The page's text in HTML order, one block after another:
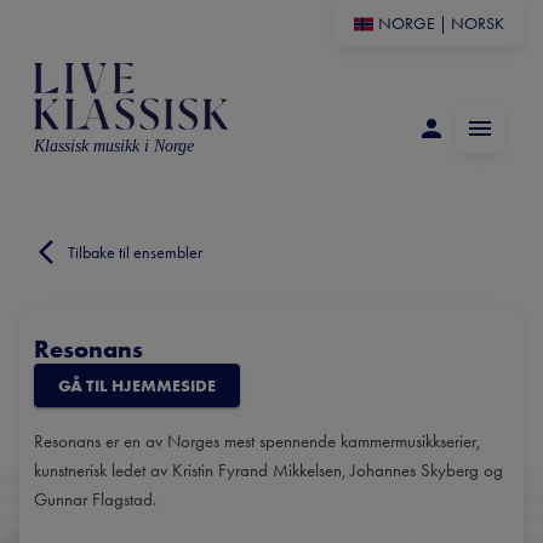
NORGE NORSK
Klassisk musikk i Norge
Tilbake til ensembler
Resonans
GÅ TIL HJEMMESIDE
Resonans er en av Norges mest spennende kammermusikkserier,
kunstnerisk ledet av Kristin Fyrand Mikkelsen, Johannes Skyberg og
Gunnar Flagstad.